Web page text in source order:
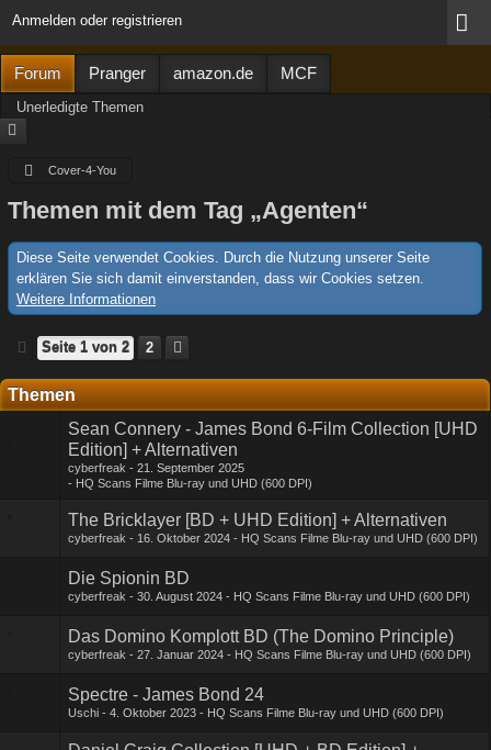
Anmelden oder registrieren
Forum Pranger amazon.de MCF
Unerledigte Themen
Cover-4-You
Themen mit dem Tag „Agenten“
Diese Seite verwendet Cookies. Durch die Nutzung unserer Seite
erklären Sie sich damit einverstanden, dass wir Cookies setzen.
Weitere Informationen
Seite 1 von 2 2
Themen
Sean Connery - James Bond 6-Film Collection [UHD
Edition] + Alternativen
cyberfreak
21. September 2025
HQ Scans Filme Blu-ray und UHD (600 DPI)
The Bricklayer [BD + UHD Edition] + Alternativen
cyberfreak 16. Oktober 2024 HQ Scans Filme Blu-ray und UHD (600 DPI)
Die Spionin BD
cyberfreak 30. August 2024 HQ Scans Filme Blu-ray und UHD (600 DPI)
Das Domino Komplott BD (The Domino Principle)
cyberfreak 27. Januar 2024 HQ Scans Filme Blu-ray und UHD (600 DPI)
Spectre - James Bond 24
Uschi 4. Oktober 2023 HQ Scans Filme Blu-ray und UHD (600 DPI)